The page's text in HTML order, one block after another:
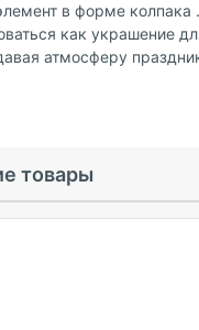
в форме колпака
как украшение
атмосферу
товары